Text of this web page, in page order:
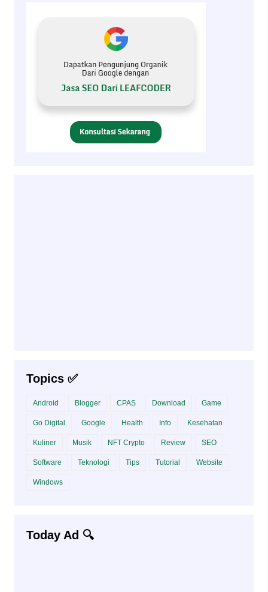
Topics ✅
Android Blogger CPAS Download Game
Go Digital Google Health Info Kesehatan
Kuliner Musik NFT Crypto Review SEO
Software Teknologi Tips Tutorial Website
Windows
Today Ad 🔍